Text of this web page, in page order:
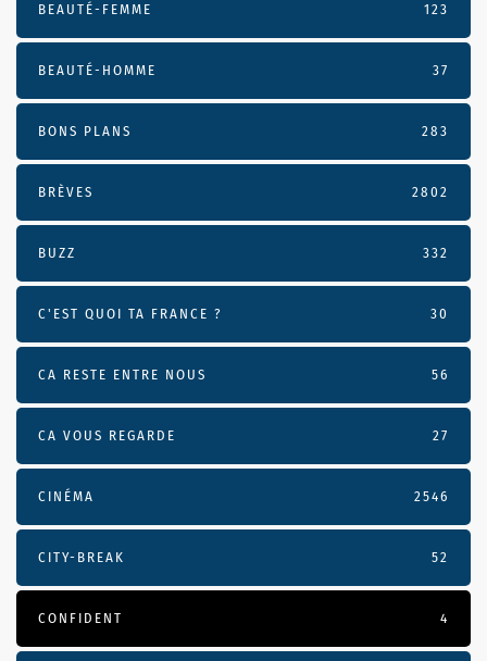
BEAUTÉ-FEMME 123
BEAUTÉ-HOMME 37
BONS PLANS 283
BRÈVES 2802
BUZZ 332
C'EST QUOI TA FRANCE ? 30
CA RESTE ENTRE NOUS 56
CA VOUS REGARDE 27
CINÉMA 2546
CITY-BREAK 52
CONFIDENT 4